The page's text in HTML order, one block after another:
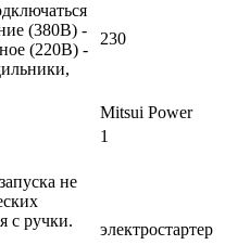
(380В) -
(220В) -
230
Mitsui Power
1
не
с ручки.
электростартер